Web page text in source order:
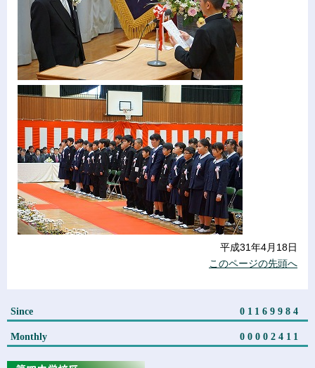
Since 01169984
Monthly 00002411
平成31年4月18日
このページの先頭へ